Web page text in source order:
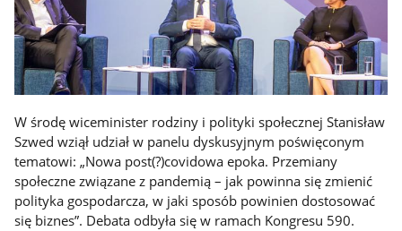
W środę wiceminister rodziny i polityki społecznej Stanisław
Szwed wziął udział w panelu dyskusyjnym poświęconym
tematowi: „Nowa post(?)covidowa epoka. Przemiany
społeczne związane z pandemią – jak powinna się zmienić
polityka gospodarcza, w jaki sposób powinien dostosować
się biznes”. Debata odbyła się w ramach Kongresu 590.